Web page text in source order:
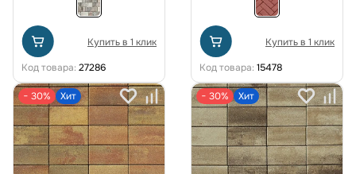
Купить в 1 клик
Код товара: 27286
Купить в 1 клик
Код товара: 15478
− 30% Хит − 30% Хит